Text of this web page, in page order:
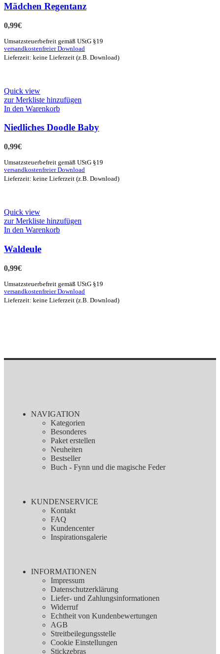
Mädchen Regentanz
0,99€
Umsatzsteuerbefreit gemäß UStG §19
versandkostenfreier Download
Lieferzeit: keine Lieferzeit (z.B. Download)
Quick view
zur Merkliste hinzufügen
In den Warenkorb
Niedliches Doodle Baby
0,99€
Umsatzsteuerbefreit gemäß UStG §19
versandkostenfreier Download
Lieferzeit: keine Lieferzeit (z.B. Download)
Quick view
zur Merkliste hinzufügen
In den Warenkorb
Waldeule
0,99€
Umsatzsteuerbefreit gemäß UStG §19
versandkostenfreier Download
Lieferzeit: keine Lieferzeit (z.B. Download)
NAVIGATION
Kategorien
Besonderes
Paket erstellen
Neuheiten
Bestseller
Buch - Fynn und die magische Feder
KUNDENSERVICE
Kontakt
FAQ
Kundencenter
Inspirationsgalerie
INFORMATIONEN
Impressum
Datenschutzerklärung
Liefer- und Zahlungsinformationen
Widerruf
Echtheit von Kundenbewertungen
AGB
Streitbeilegungsstelle
Cookie Einstellungen
Stickzebras